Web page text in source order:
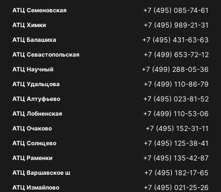
АТЦ Семеновская +7 (495) 085-74-61
АТЦ Химки +7 (495) 989-21-31
АТЦ Балашиха +7 (495) 431-63-63
АТЦ Севастопольская +7 (499) 653-72-12
АТЦ Научный +7 (499) 288-05-36
АТЦ Удальцова +7 (499) 110-86-79
АТЦ Алтуфьево +7 (495) 023-81-52
АТЦ Лобненская +7 (499) 110-53-06
АТЦ Очаково +7 (495) 152-31-11
АТЦ Солнцево +7 (495) 125-38-41
АТЦ Раменки +7 (495) 135-42-87
АТЦ Варшавское ш +7 (495) 182-17-65
АТЦ Измайлово +7 (495) 021-25-26